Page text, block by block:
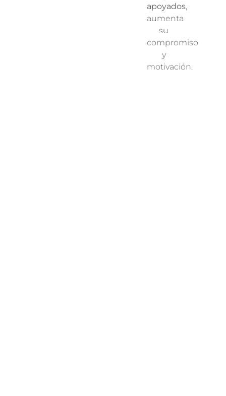
apoyados,
aumenta
su
compromiso
y
motivación.